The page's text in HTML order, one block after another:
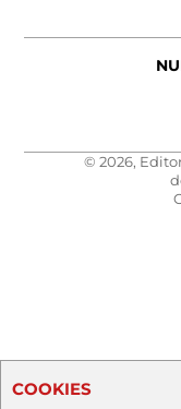
© 2026,
COOKIES